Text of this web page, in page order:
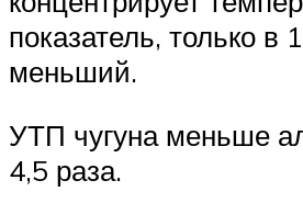
показатель, только в
меньший.
УТП чугуна меньше
4,5 раза.